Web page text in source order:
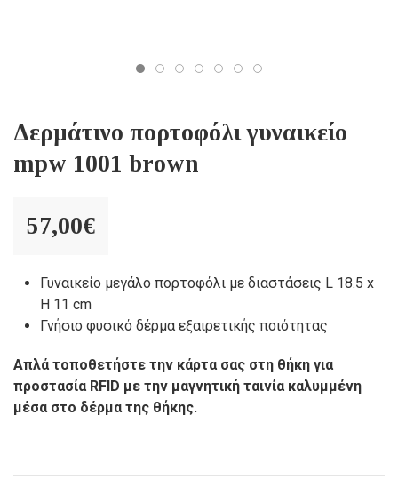
Δερμάτινο πορτοφόλι γυναικείο
mpw 1001 brown
57,00€
Γυναικείο μεγάλο πορτοφόλι με διαστάσεις L 18.5 x
H 11 cm
Γνήσιο φυσικό δέρμα εξαιρετικής ποιότητας
Απλά τοποθετήστε την κάρτα σας στη θήκη για
προστασία RFID με την μαγνητική ταινία καλυμμένη
μέσα στο δέρμα της θήκης.